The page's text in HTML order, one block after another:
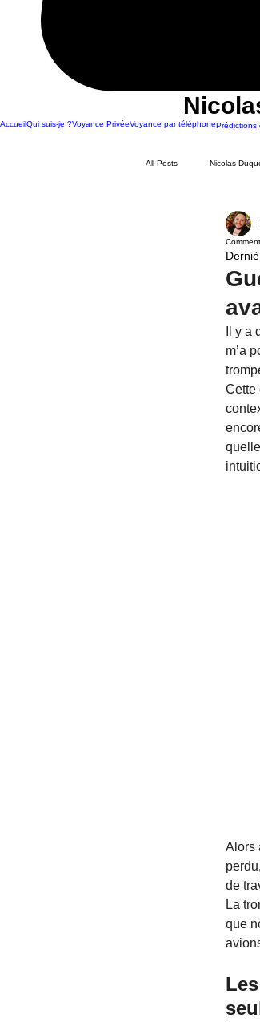
AccueilQui suis-je ?Voyance PrivéeVoyance par téléphonePrédictions
All Posts Nicolas
Relation amoureuse
Il y
m’a
Cette
Alors
de
La
que